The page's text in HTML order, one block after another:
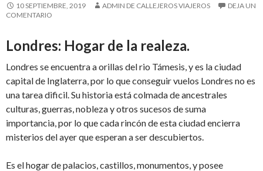
10 SEPTIEMBRE, 2019 ADMIN DE CALLEJEROS VIAJEROS
DEJA UN
COMENTARIO
Londres: Hogar de la realeza.
Londres se encuentra a orillas del rio Támesis, y es la ciudad
capital de Inglaterra, por lo que conseguir vuelos Londres no es
una tarea dificil. Su historia está colmada de ancestrales
culturas, guerras, nobleza y otros sucesos de suma
importancia, por lo que cada rincón de esta ciudad encierra
misterios del ayer que esperan a ser descubiertos.
Es el hogar de palacios, castillos, monumentos, y posee